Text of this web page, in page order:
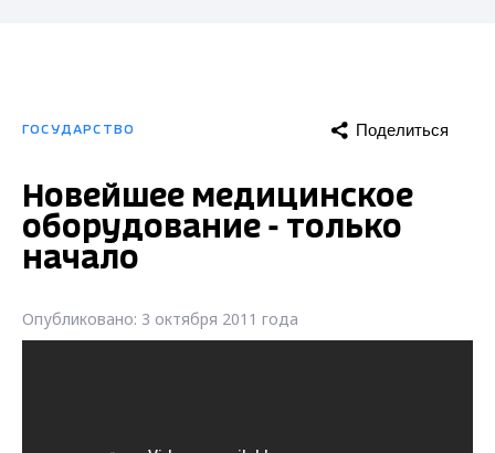
ГОСУДАРСТВО Поделиться
Новейшее медицинское
оборудование - только
начало
Опубликовано: 3 октября 2011 года